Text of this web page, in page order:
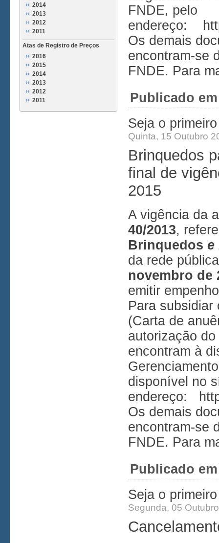
2014
2013
2012
2011
Atas de Registro de Preços
2016
2015
2014
2013
2012
2011
FNDE, pelo
endereço:
Os demais
encontram-se
FNDE. Para
Publicado em
Seja o
Quinta, 15 Outubro
Brinquedos
final de
2015
A vigência da
40/2013,
Brinquedos e
da rede
novembro de
emitir
Para subsidiar
(Carta de
autorização
encontram à
disponível no
endereço:
Os demais
encontram-se
FNDE. Para
Publicado em
Seja o
Segunda, 05